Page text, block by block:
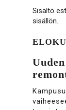
Sisältö
sisällön.